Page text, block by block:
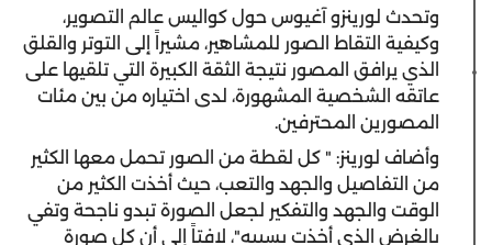
وتحدث لورينزو آغيوس حول كواليس عالم التصوير،
وكيفية التقاط الصور للمشاهير، مشيراً إلى التوتر والقلق
الذي يرافق المصور نتيجة الثقة الكبيرة التي تلقيها على
عاتقه الشخصية المشهورة، لدى اختياره من بين مئات
المصورين المحترفين.
وأضاف لورينز: " كل لقطة من الصور تحمل معها الكثير
من التفاصيل والجهد والتعب، حيث أخذت الكثير من
الوقت والجهد والتفكير لجعل الصورة تبدو ناجحة وتفي
بالغرض الذي أخذت بسببه"، لافتاً إلى أن كل صورة